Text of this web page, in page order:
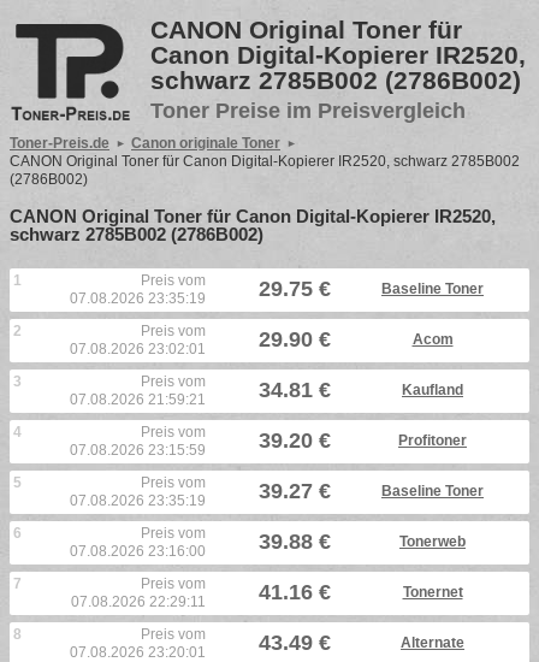
CANON Original Toner für
Canon Digital-Kopierer IR2520,
schwarz 2785B002 (2786B002)
Toner Preise im Preisvergleich
Toner-Preis.de
Canon originale Toner
CANON Original Toner für Canon Digital-Kopierer IR2520, schwarz 2785B002
(2786B002)
CANON Original Toner für Canon Digital-Kopierer IR2520,
schwarz 2785B002 (2786B002)
1
Preis vom
07.08.2026 23:35:19
29.75 € Baseline Toner
2
Preis vom
07.08.2026 23:02:01
29.90 € Acom
3
Preis vom
07.08.2026 21:59:21
34.81 € Kaufland
4
Preis vom
07.08.2026 23:15:59
39.20 € Profitoner
5
Preis vom
07.08.2026 23:35:19
39.27 € Baseline Toner
6
Preis vom
07.08.2026 23:16:00
39.88 € Tonerweb
7
Preis vom
07.08.2026 22:29:11
41.16 € Tonernet
8
Preis vom
07.08.2026 23:20:01
43.49 € Alternate